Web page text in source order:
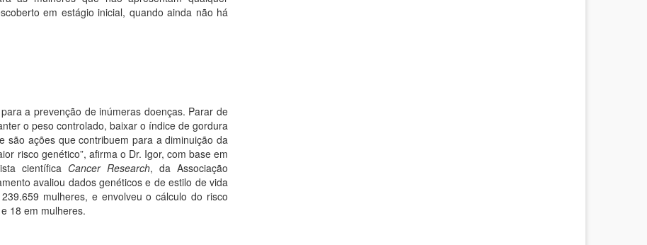
em estágio inicial, quando ainda não há
a prevenção de inúmeras doenças. Parar de
o peso controlado, baixar o índice de gordura
são ações que contribuem para a diminuição da
risco genético”, afirma o Dr. Igor, com base em
científica Cancer Research, da Associação
avaliou dados genéticos e de estilo de vida
mulheres, e envolveu o cálculo do risco
18 em mulheres.